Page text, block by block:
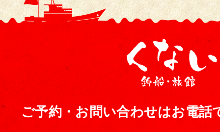
ご予約・お問い合わせはお電話